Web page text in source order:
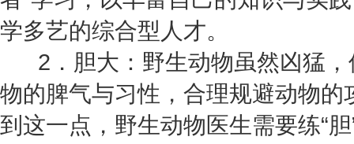
学多艺的综合型人才。
2．胆大：野生动物虽然凶猛，
物的脾气与习性，合理规避动物的
到这一点，野生动物医生需要练“